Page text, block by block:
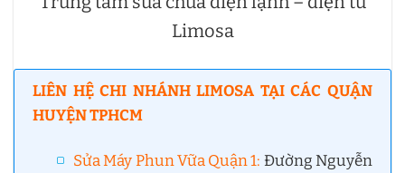
Limosa
LIÊN HỆ CHI NHÁNH LIMOSA TẠI CÁC QUẬN
HUYỆN TPHCM
Sửa Máy Phun Vữa Quận 1: Đường Nguyễn